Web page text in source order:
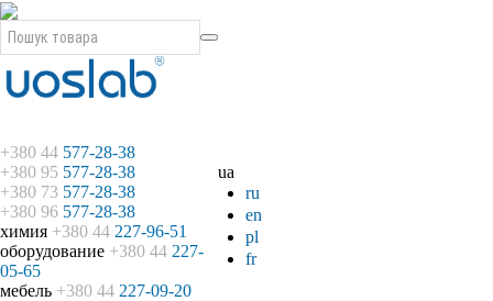
ua
ru
en
pl
fr
+380 44 577-28-38
+380 95 577-28-38
+380 73 577-28-38
+380 96 577-28-38
химия +380 44 227-96-51
оборудование +380 44 227-
05-65
мебель +380 44 227-09-20